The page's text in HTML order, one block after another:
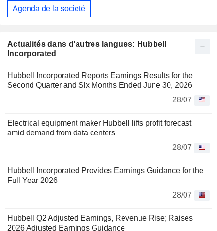
Actualités dans d'autres langues: Hubbell
Incorporated
Hubbell Incorporated Reports Earnings Results for the
Second Quarter and Six Months Ended June 30, 2026
28/07
Electrical equipment maker Hubbell lifts profit forecast
amid demand from data centers
28/07
Hubbell Incorporated Provides Earnings Guidance for the
Full Year 2026
28/07
Hubbell Q2 Adjusted Earnings, Revenue Rise; Raises
2026 Adjusted Earnings Guidance
Agenda de la société